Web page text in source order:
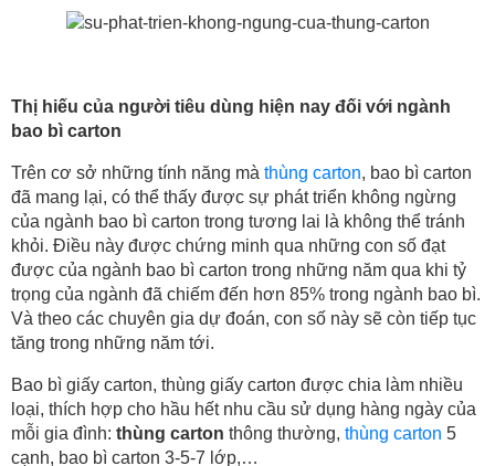
Thị hiếu của người tiêu dùng hiện nay đối với ngành
bao bì carton
Trên cơ sở những tính năng mà thùng carton, bao bì carton
đã mang lại, có thể thấy được sự phát triển không ngừng
của ngành bao bì carton trong tương lai là không thể tránh
khỏi. Điều này được chứng minh qua những con số đạt
được của ngành bao bì carton trong những năm qua khi tỷ
trọng của ngành đã chiếm đến hơn 85% trong ngành bao bì.
Và theo các chuyên gia dự đoán, con số này sẽ còn tiếp tục
tăng trong những năm tới.
Bao bì giấy carton, thùng giấy carton được chia làm nhiều
loại, thích hợp cho hầu hết nhu cầu sử dụng hàng ngày của
mỗi gia đình: thùng carton thông thường, thùng carton 5
cạnh, bao bì carton 3-5-7 lớp,…